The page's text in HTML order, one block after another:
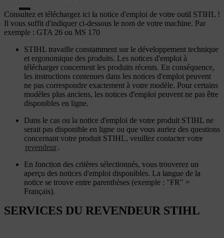
Consultez et téléchargez ici la notice d'emploi de votre outil STIHL !
Il vous suffit d'indiquer ci-dessous le nom de votre machine. Par
exemple : GTA 26 ou MS 170
STIHL travaille constamment sur le développement technique
et ergonomique des produits. Les notices d'emploi à
télécharger concernent les produits récents. En conséquence,
les instructions contenues dans les notices d'emploi peuvent
ne pas correspondre exactement à votre modèle. Pour certains
modèles plus anciens, les notices d'emploi peuvent ne pas être
disponibles en ligne.
Dans le cas ou la notice d'emploi de votre produit STIHL ne
serait pas disponible en ligne ou que vous auriez des questions
concernant votre produit STIHL, veuillez contacter votre
revendeur.
En fonction des critères sélectionnés, vous trouverez un
aperçu des notices d'emploi disponibles. La langue de la
notice se trouve entre parenthèses (exemple : "FR" =
Français).
SERVICES DU REVENDEUR STIHL